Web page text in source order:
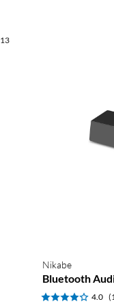
13
Nikabe
Bluetooth
4.0